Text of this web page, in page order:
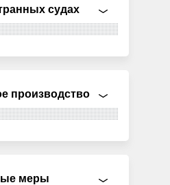
судах
производство
меры